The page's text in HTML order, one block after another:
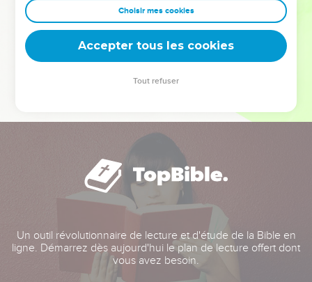
clés pour avancer avec plus de sagesse afin que leurs erreurs
deviennent vos tremplins. Que vous guidiez un ministère, une
équipe, un groupe ou une famille, leur expérience est faite
Un outil révolutionnaire de lecture et d'étude de la Bible en
ligne. Démarrez dès aujourd'hui le plan de lecture offert dont
vous avez besoin.
Choisir mes cookies
Accepter tous les cookies
Tout refuser